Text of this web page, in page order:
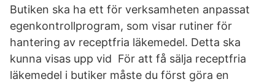
Butiken ska ha ett för verksamheten anpassat
egenkontrollprogram, som visar rutiner för
hantering av receptfria läkemedel. Detta ska
kunna visas upp vid För att få sälja receptfria
läkemedel i butiker måste du först göra en